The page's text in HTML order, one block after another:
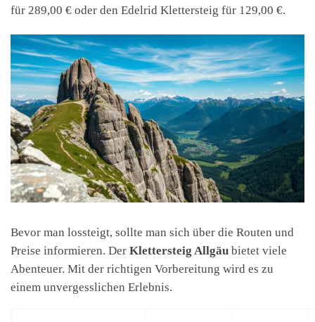
für 289,00 € oder den Edelrid Klettersteig für 129,00 €.
Bevor man lossteigt, sollte man sich über die Routen und
Preise informieren. Der Klettersteig Allgäu bietet viele
Abenteuer. Mit der richtigen Vorbereitung wird es zu
einem unvergesslichen Erlebnis.